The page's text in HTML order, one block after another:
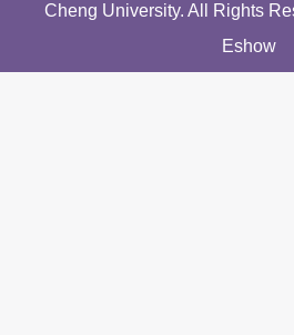
Cheng University. All Rights
Eshow